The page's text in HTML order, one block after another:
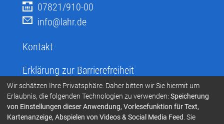
07821/910-00
info@lahr.de
Kontakt
Erklärung zur Barrierefreiheit
Infos zur Barrierefreiheit
Infos in leichter Sprache
Infos zur Gebärdensprache
Wir schätzen Ihre Privatsphäre. Daher bitten wir Sie hiermit um
Erlaubnis, die folgenden Technologien zu verwenden: Speicherung
von Einstellungen dieser Anwendung, Vorlesefunktion für Text,
Kartenanzeige, Abspielen von Videos & Social Media Feed. Sie